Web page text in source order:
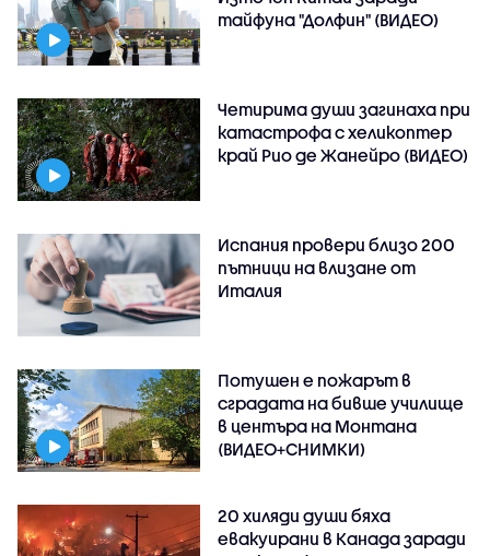
тайфуна "Долфин" (ВИДЕО)
Четирима души загинаха при
катастрофа с хеликоптер
край Рио де Жанейро (ВИДЕО)
Испания провери близо 200
пътници на влизане от
Италия
Потушен е пожарът в
сградата на бивше училище
в центъра на Монтана
(ВИДЕО+СНИМКИ)
20 хиляди души бяха
евакуирани в Канада заради